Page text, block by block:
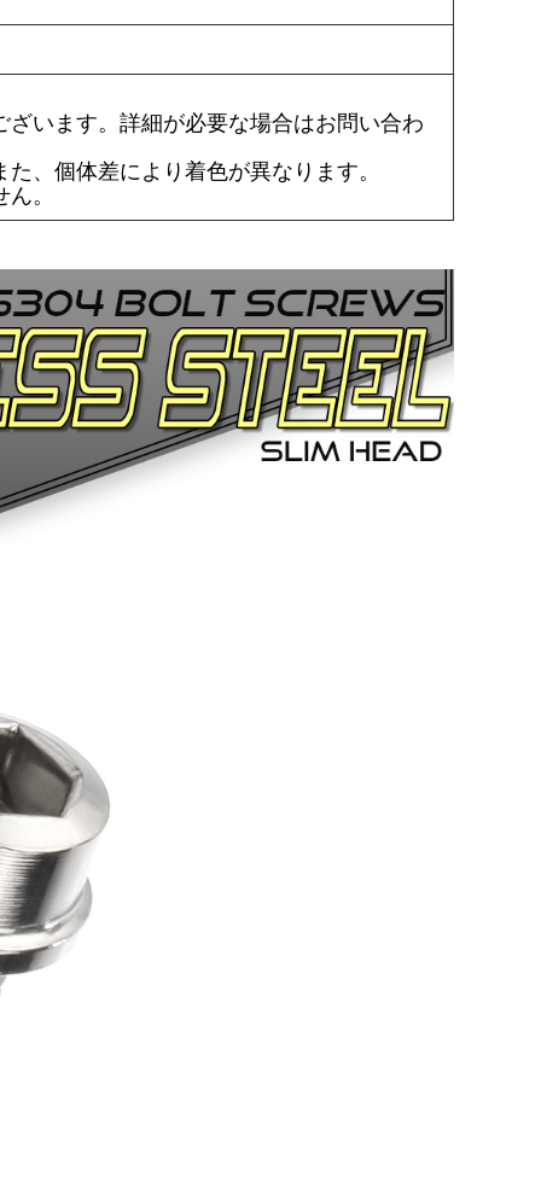
います。詳細が必要な場合はお問い合わ
、個体差により着色が異なります。
。